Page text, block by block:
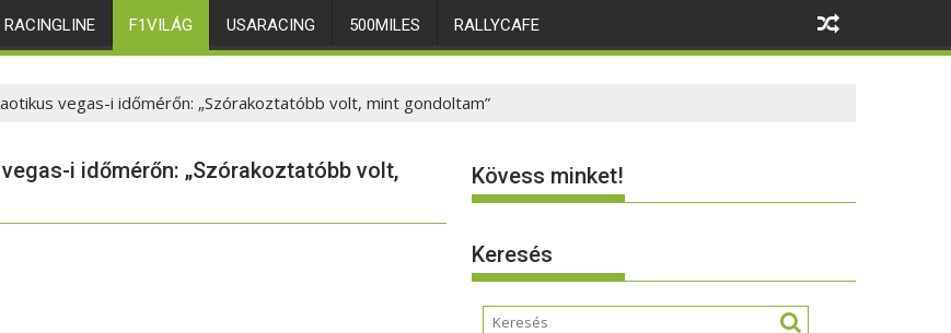
RACINGLINE F1VILÁG USARACING 500MILES RALLYCAFE
vegas-i időmérőn: „Szórakoztatóbb volt, mint gondoltam”
i időmérőn: „Szórakoztatóbb volt,
Kövess minket!
Keresés